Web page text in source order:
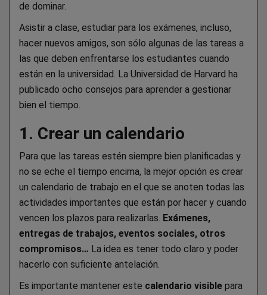
de dominar.
Asistir a clase, estudiar para los exámenes, incluso,
hacer nuevos amigos, son sólo algunas de las tareas a
las que deben enfrentarse los estudiantes cuando
están en la universidad. La Universidad de Harvard ha
publicado ocho consejos para aprender a gestionar
bien el tiempo.
1. Crear un calendario
Para que las tareas estén siempre bien planificadas y
no se eche el tiempo encima, la mejor opción es crear
un calendario de trabajo en el que se anoten todas las
actividades importantes que están por hacer y cuando
vencen los plazos para realizarlas. Exámenes,
entregas de trabajos, eventos sociales, otros
compromisos… La idea es tener todo claro y poder
hacerlo con suficiente antelación.
Es importante mantener este calendario visible para